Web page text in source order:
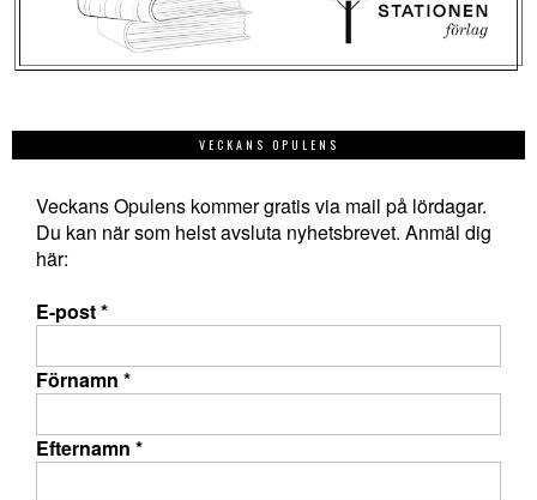
VECKANS OPULENS
Veckans Opulens kommer gratis via mail på lördagar.
Du kan när som helst avsluta nyhetsbrevet. Anmäl dig
här:
E-post*
Förnamn *
Efternamn *